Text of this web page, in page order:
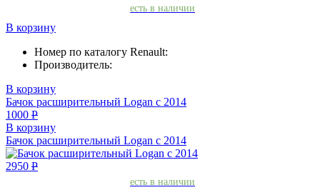
есть в наличии
В корзину
Номер по каталогу Renault:
Производитель:
В корзину
Бачок расширительный Logan с 2014
1000 Р
В корзину
Бачок расширительный Logan с 2014
2950 Р
есть в наличии